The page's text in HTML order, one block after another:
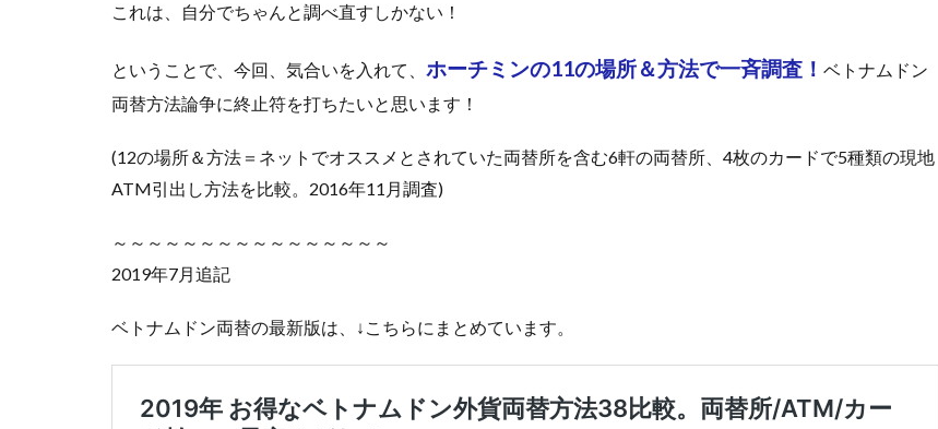
これは、自分でちゃんと調べ直すしかない！
ということで、今回、気合いを入れて、 ホーチミンの11の場所＆方法で一斉調査！ ベトナムドン
両替方法論争に終止符を打ちたいと思います！
(12の場所＆方法＝ネットでオススメとされていた両替所を含む6軒の両替所、4枚のカードで5種類の現地
ATM引出し方法を比較。2016年11月調査)
～～～～～～～～～～～～～～～～
2019年7月追記
ベトナムドン両替の最新版は、↓こちらにまとめています。